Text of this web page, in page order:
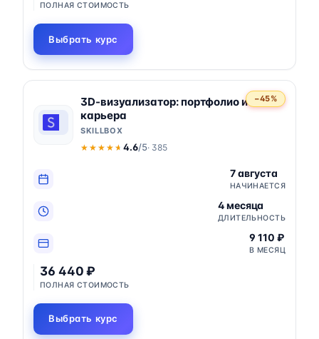
ПОЛНАЯ СТОИМОСТЬ
Выбрать курс
−45%
3D-визуализатор: портфолио и
карьера
SKILLBOX
★★★★★
★★★★★ 4.6/5· 385
7 августа
НАЧИНАЕТСЯ
4 месяца
ДЛИТЕЛЬНОСТЬ
9 110 ₽
В МЕСЯЦ
36 440 ₽
ПОЛНАЯ СТОИМОСТЬ
Выбрать курс